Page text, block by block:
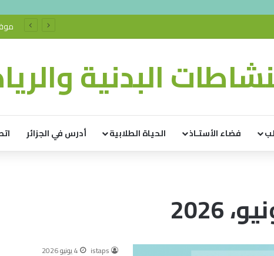
البدنية
فضاء الأستـاذ الحياة الطلابية أدرس في الجزائر
istaps 4 يونيو 2026